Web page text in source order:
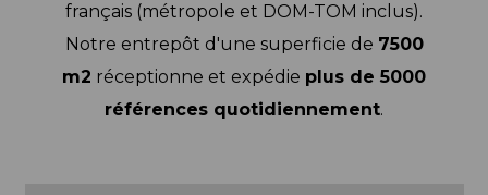
français (métropole et DOM-TOM inclus).
Notre entrepôt d'une superficie de 7500
m2 réceptionne et expédie plus de 5000
références quotidiennement.